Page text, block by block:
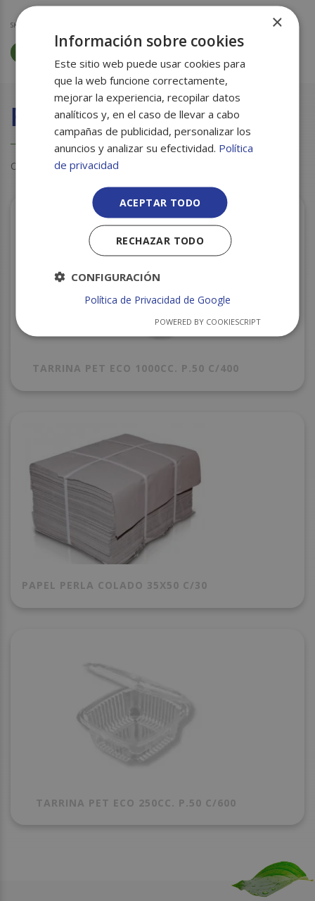
SKU:
Productos relacionados
Otros clientes también miraron estos productos
TARRINA PET ECO 1000CC. P.50 C/400
PAPEL PERLA COLADO 35X50 C/30
TARRINA PET ECO 250CC. P.50 C/600
×
Información sobre cookies
Este sitio web puede usar cookies para
que la web funcione correctamente,
mejorar la experiencia, recopilar datos
analíticos y, en el caso de llevar a cabo
campañas de publicidad, personalizar los
anuncios y analizar su efectividad. Política
de privacidad
ACEPTAR TODO
RECHAZAR TODO
CONFIGURACIÓN
Política de Privacidad de Google
POWERED BY COOKIESCRIPT